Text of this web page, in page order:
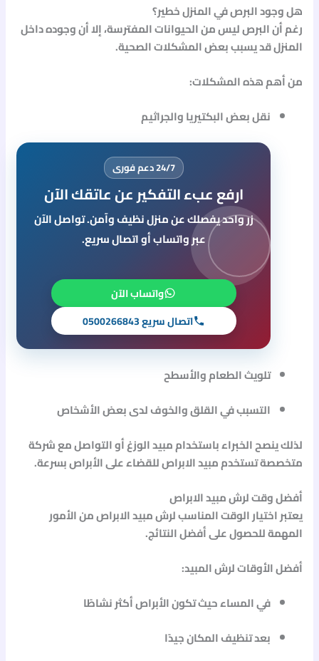
هل وجود البرص في المنزل خطير؟
رغم أن البرص ليس من الحيوانات المفترسة، إلا أن وجوده داخل
المنزل قد يسبب بعض المشكلات الصحية.
من أهم هذه المشكلات:
نقل بعض البكتيريا والجراثيم
24/7 دعم فورى
ارفع عبء التفكير عن عاتقك الآن
زر واحد يفصلك عن منزل نظيف وآمن. تواصل الآن
عبر واتساب أو اتصال سريع.
واتساب الآن
اتصال سريع 0500266843
تلويث الطعام والأسطح
التسبب في القلق والخوف لدى بعض الأشخاص
لذلك ينصح الخبراء باستخداممبيد الوزغأو التواصل مع شركة
متخصصة تستخدممبيد الابراصللقضاء على الأبراص بسرعة.
أفضل وقت لرش مبيد الابراص
يعتبر اختيار الوقت المناسب لرشمبيد الابراصمن الأمور
المهمة للحصول على أفضل النتائج.
أفضل الأوقات لرش المبيد:
في المساء حيث تكون الأبراص أكثر نشاطًا
بعد تنظيف المكان جيدًا